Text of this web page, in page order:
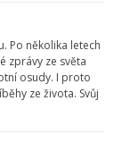
Po několika letech
zprávy ze světa
osudy. I proto
ze života. Svůj